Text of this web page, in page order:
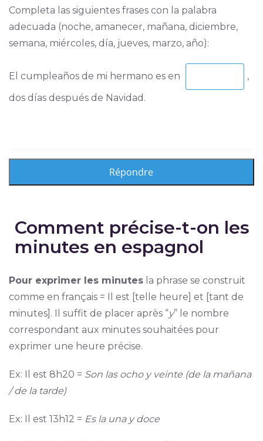
Completa las siguientes frases con la palabra
adecuada (noche, amanecer, mañana, diciembre,
semana, miércoles, día, jueves, marzo, año):
El cumpleaños de mi hermano es en
,
dos días después de Navidad.
Comment précise-t-on les
minutes en espagnol
Pour exprimer les minutesla phrase se construit
comme en français = Il est [telle heure] et [tant de
minutes]. Il suffit de placer après “y” le nombre
correspondant aux minutes souhaitées pour
exprimer une heure précise.
Ex: Il est 8h20 = Son las ocho y veinte (de la mañana
/ de la tarde)
Ex: Il est 13h12 = Es la una y doce